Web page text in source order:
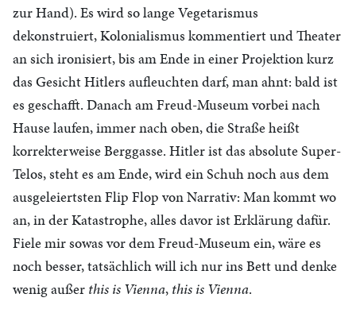
zur Hand). Es wird so lange Vegetarismus
dekonstruiert, Kolonialismus kommentiert und Theater
an sich ironisiert, bis am Ende in einer Projektion kurz
das Gesicht Hitlers aufleuchten darf, man ahnt: bald ist
es geschafft. Danach am Freud-Museum vorbei nach
Hause laufen, immer nach oben, die Straße heißt
korrekterweise Berggasse. Hitler ist das absolute Super-
Telos, steht es am Ende, wird ein Schuh noch aus dem
ausgeleiertsten Flip Flop von Narrativ: Man kommt wo
an, in der Katastrophe, alles davor ist Erklärung dafür.
Fiele mir sowas vor dem Freud-Museum ein, wäre es
noch besser, tatsächlich will ich nur ins Bett und denke
wenig außer this is Vienna, this is Vienna.